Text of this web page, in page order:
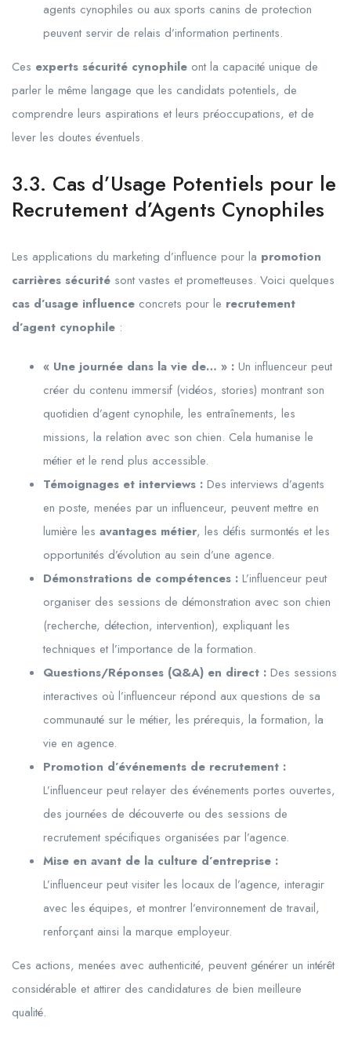
agents cynophiles ou aux sports canins de protection
peuvent servir de relais d’information pertinents.
Ces experts sécurité cynophile ont la capacité unique de
parler le même langage que les candidats potentiels, de
comprendre leurs aspirations et leurs préoccupations, et de
lever les doutes éventuels.
3.3. Cas d’Usage Potentiels pour le
Recrutement d’Agents Cynophiles
Les applications du marketing d’influence pour la promotion
carrières sécurité sont vastes et prometteuses. Voici quelques
cas d’usage influence concrets pour le recrutement
d’agent cynophile :
« Une journée dans la vie de… » : Un influenceur peut
créer du contenu immersif (vidéos, stories) montrant son
quotidien d’agent cynophile, les entraînements, les
missions, la relation avec son chien. Cela humanise le
métier et le rend plus accessible.
Témoignages et interviews : Des interviews d’agents
en poste, menées par un influenceur, peuvent mettre en
lumière les avantages métier, les défis surmontés et les
opportunités d’évolution au sein d’une agence.
Démonstrations de compétences : L’influenceur peut
organiser des sessions de démonstration avec son chien
(recherche, détection, intervention), expliquant les
techniques et l’importance de la formation.
Questions/Réponses (Q&A) en direct : Des sessions
interactives où l’influenceur répond aux questions de sa
communauté sur le métier, les prérequis, la formation, la
vie en agence.
Promotion d’événements de recrutement :
L’influenceur peut relayer des événements portes ouvertes,
des journées de découverte ou des sessions de
recrutement spécifiques organisées par l’agence.
Mise en avant de la culture d’entreprise :
L’influenceur peut visiter les locaux de l’agence, interagir
avec les équipes, et montrer l’environnement de travail,
renforçant ainsi la marque employeur.
Ces actions, menées avec authenticité, peuvent générer un intérêt
considérable et attirer des candidatures de bien meilleure
qualité.